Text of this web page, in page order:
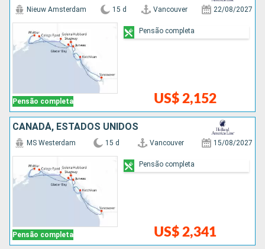
Pensão completa
Nieuw Amsterdam 15 d Vancouver 22/08/2027
US$ 2,152
Pensão completa
CANADÁ, ESTADOS UNIDOS
Pensão completa
MS Westerdam 15 d Vancouver 15/08/2027
US$ 2,341
Pensão completa